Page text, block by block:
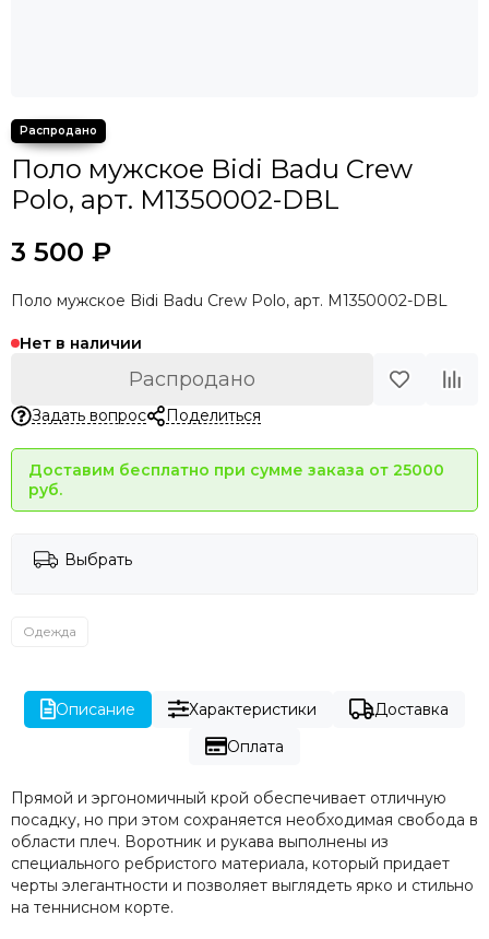
Поло мужское Bidi Badu Crew
Polo, арт. M1350002-DBL
3 500 ₽
Поло мужское Bidi Badu Crew Polo, арт. M1350002-DBL
Нет в наличии
Распродано
Задать вопрос Поделиться
Доставим бесплатно при сумме заказа от 25000
руб.
Выбрать
Одежда
Описание Характеристики
Доставка
Оплата
Прямой и эргономичный крой обеспечивает отличную
посадку, но при этом сохраняется необходимая свобода в
области плеч. Воротник и рукава выполнены из
специального ребристого материала, который придает
черты элегантности и позволяет выглядеть ярко и стильно
на теннисном корте.